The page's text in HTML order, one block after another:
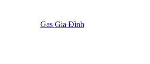
Gas Gia Đình